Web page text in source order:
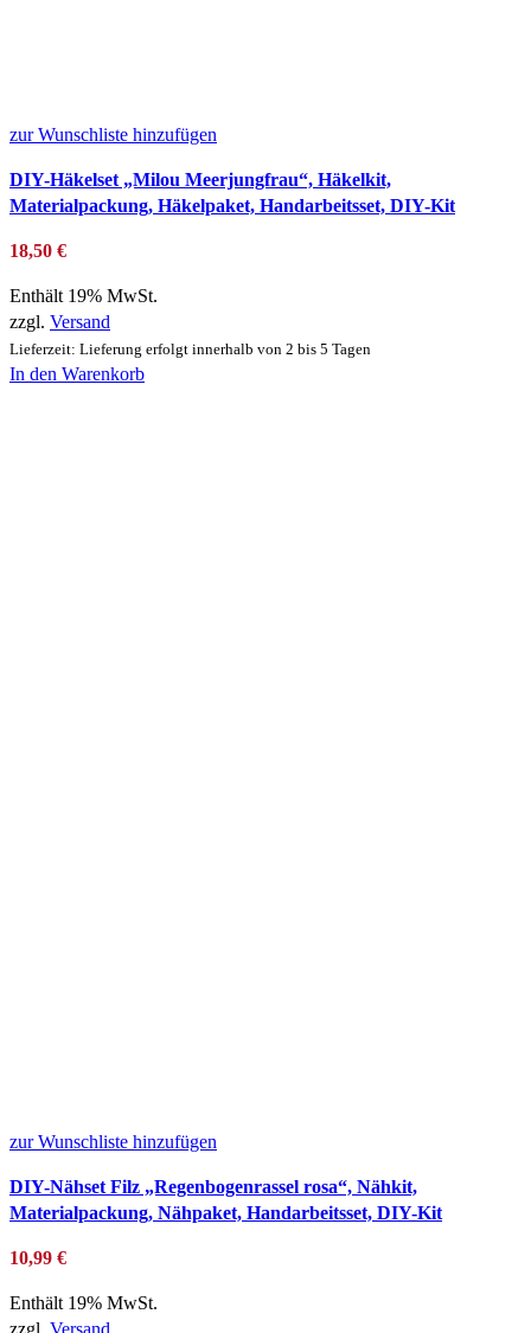
zur Wunschliste hinzufügen
DIY-Häkelset „Milou Meerjungfrau“, Häkelkit,
Materialpackung, Häkelpaket, Handarbeitsset, DIY-Kit
18,50 €
Enthält 19% MwSt.
zzgl. Versand
Lieferzeit: Lieferung erfolgt innerhalb von 2 bis 5 Tagen
In den Warenkorb
zur Wunschliste hinzufügen
DIY-Nähset Filz „Regenbogenrassel rosa“, Nähkit,
Materialpackung, Nähpaket, Handarbeitsset, DIY-Kit
10,99 €
Enthält 19% MwSt.
zzgl. Versand